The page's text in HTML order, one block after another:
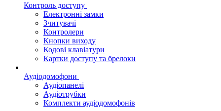
Контроль доступу
Електронні замки
Зчитувачі
Контролери
Кнопки виходу
Кодові клавіатури
Картки доступу та брелоки
Аудіодомофони
Аудіопанелі
Аудіотрубки
Комплекти аудіодомофонів